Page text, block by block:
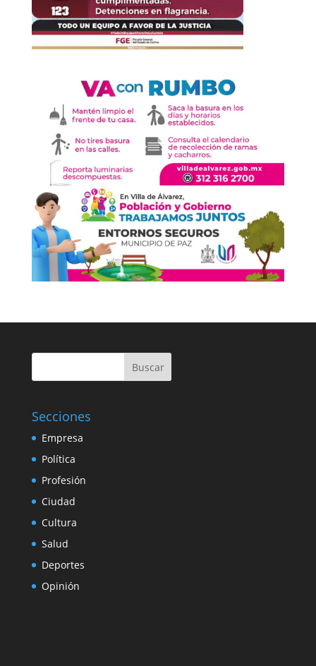
Buscar
Secciones
Empresa
Política
Profesión
Ciudad
Cultura
Salud
Deportes
Opinión